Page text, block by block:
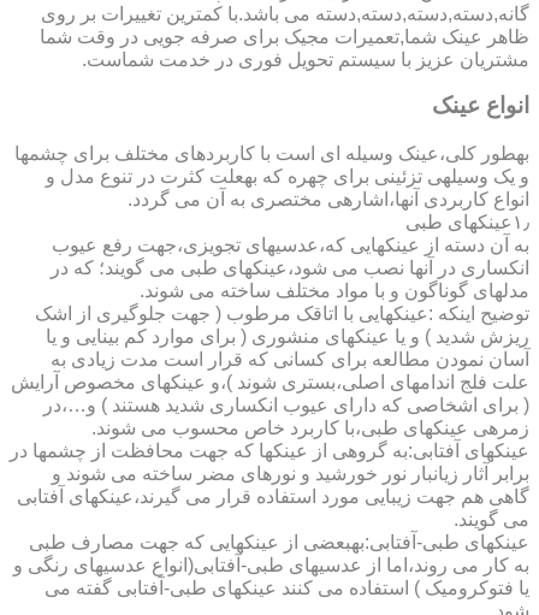
گانه,دسته,دسته,دسته,دسته می باشد.با کمترین تغییرات بر روی
ظاهر عینک شما,تعمیرات مجیک برای صرفه جویی در وقت شما
مشتریان عزیز با سیستم تحویل فوری در خدمت شماست.
انواع عینک
به­طور کلی،عینک وسیله ای است با کاربردهای مختلف برای چشمها
و یک وسیله­ی تزئینی برای چهره که به­علت کثرت در تنوع مدل و
انواع کاربردی آنها،اشاره­ی مختصری به آن می گردد.
۱٫عینکهای طبی
به آن دسته از عینکهایی که،عدسیهای تجویزی،جهت رفع عیوب
انکساری در آنها نصب می شود،عینکهای طبی می گویند؛ که در
مدلهای گوناگون و با مواد مختلف ساخته می شوند.
توضیح اینکه :عینکهایی با اتاقک مرطوب ( جهت جلوگیری از اشک
ریزش شدید ) و یا عینکهای منشوری ( برای موارد کم بینایی و یا
آسان نمودن مطالعه برای کسانی که قرار است مدت زیادی به
علت فلج اندامهای اصلی،بستری شوند )،و عینکهای مخصوص آرایش
( برای اشخاصی که دارای عیوب انکساری شدید هستند ) و…،در
زمره­ی عینکهای طبی،با کاربرد خاص محسوب می شوند.
عینکهای آفتابی:به گروهی از عینکها که جهت محافظت از چشمها در
برابر آثار زیانبار نور خورشید و نورهای مضر ساخته می شوند و
گاهی هم جهت زیبایی مورد استفاده قرار می گیرند،عینکهای آفتابی
می گویند.
عینکهای طبی-آفتابی:به­بعضی از عینکهایی که جهت مصارف طبی
به کار می روند،اما از عدسیهای طبی-آفتابی(انواع عدسیهای رنگی و
یا فتوکرومیک ) استفاده می کنند عینکهای طبی-آفتابی گفته می